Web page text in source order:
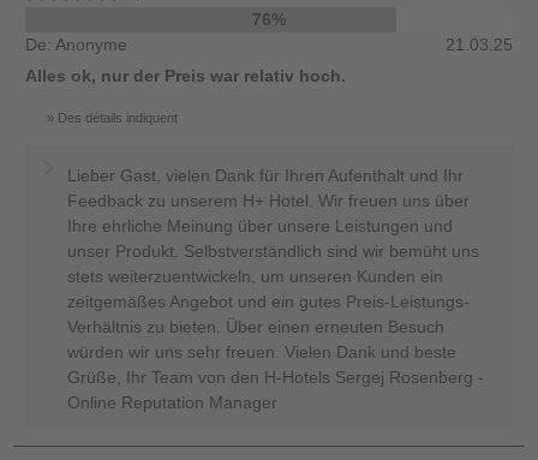
76%
De: Anonyme
21.03.25
Alles ok, nur der Preis war relativ hoch.
Des détails indiquent
Lieber Gast, vielen Dank für Ihren Aufenthalt und Ihr
Feedback zu unserem H+ Hotel. Wir freuen uns über
Ihre ehrliche Meinung über unsere Leistungen und
unser Produkt. Selbstverständlich sind wir bemüht uns
stets weiterzuentwickeln, um unseren Kunden ein
zeitgemäßes Angebot und ein gutes Preis-Leistungs-
Verhältnis zu bieten. Über einen erneuten Besuch
würden wir uns sehr freuen. Vielen Dank und beste
Grüße, Ihr Team von den H-Hotels Sergej Rosenberg -
Online Reputation Manager